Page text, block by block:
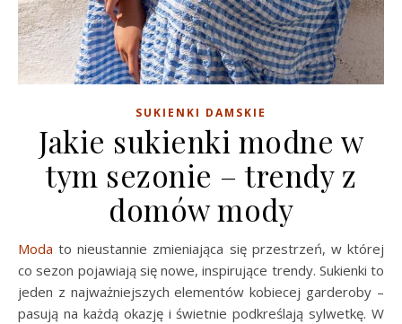
SUKIENKI DAMSKIE
Jakie sukienki modne w
tym sezonie – trendy z
domów mody
Moda to nieustannie zmieniająca się przestrzeń, w której
co sezon pojawiają się nowe, inspirujące trendy. Sukienki to
jeden z najważniejszych elementów kobiecej garderoby –
pasują na każdą okazję i świetnie podkreślają sylwetkę. W